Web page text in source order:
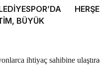
BÜYÜK
ihtiyaç sahibine